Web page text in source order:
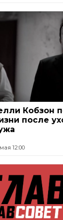
Кобзон
после
12:00